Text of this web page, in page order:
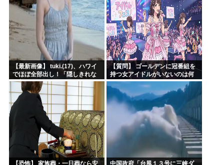
【最新画像】 tuki.(17)、ハワイ
でほぼ全部出し！「隠しきれな
い美貌」とSNSざわつく
【質問】 ゴールデンに冠番組を
持つ女アイドルがいないのは何
故なのか？
【恐怖】 家族葬・一日葬なら安 中国政府「台風１３号に三峡ダ